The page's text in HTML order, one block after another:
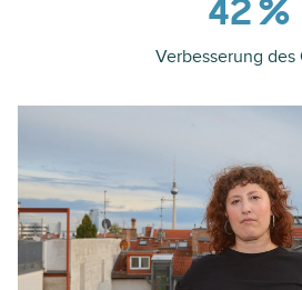
42 %
Verbesserung des